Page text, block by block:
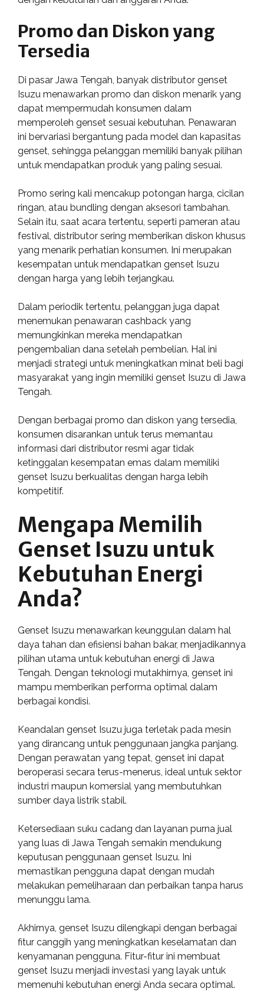
Promo dan Diskon yang
Tersedia
Di pasar Jawa Tengah, banyak distributor genset
Isuzu menawarkan promo dan diskon menarik yang
dapat mempermudah konsumen dalam
memperoleh genset sesuai kebutuhan. Penawaran
ini bervariasi bergantung pada model dan kapasitas
genset, sehingga pelanggan memiliki banyak pilihan
untuk mendapatkan produk yang paling sesuai.
Promo sering kali mencakup potongan harga, cicilan
ringan, atau bundling dengan aksesori tambahan.
Selain itu, saat acara tertentu, seperti pameran atau
festival, distributor sering memberikan diskon khusus
yang menarik perhatian konsumen. Ini merupakan
kesempatan untuk mendapatkan genset Isuzu
dengan harga yang lebih terjangkau.
Dalam periodik tertentu, pelanggan juga dapat
menemukan penawaran cashback yang
memungkinkan mereka mendapatkan
pengembalian dana setelah pembelian. Hal ini
menjadi strategi untuk meningkatkan minat beli bagi
masyarakat yang ingin memiliki genset Isuzu di Jawa
Tengah.
Dengan berbagai promo dan diskon yang tersedia,
konsumen disarankan untuk terus memantau
informasi dari distributor resmi agar tidak
ketinggalan kesempatan emas dalam memiliki
genset Isuzu berkualitas dengan harga lebih
kompetitif.
Mengapa Memilih
Genset Isuzu untuk
Kebutuhan Energi
Anda?
Genset Isuzu menawarkan keunggulan dalam hal
daya tahan dan efisiensi bahan bakar, menjadikannya
pilihan utama untuk kebutuhan energi di Jawa
Tengah. Dengan teknologi mutakhirnya, genset ini
mampu memberikan performa optimal dalam
berbagai kondisi.
Keandalan genset Isuzu juga terletak pada mesin
yang dirancang untuk penggunaan jangka panjang.
Dengan perawatan yang tepat, genset ini dapat
beroperasi secara terus-menerus, ideal untuk sektor
industri maupun komersial yang membutuhkan
sumber daya listrik stabil.
Ketersediaan suku cadang dan layanan purna jual
yang luas di Jawa Tengah semakin mendukung
keputusan penggunaan genset Isuzu. Ini
memastikan pengguna dapat dengan mudah
melakukan pemeliharaan dan perbaikan tanpa harus
menunggu lama.
Akhirnya, genset Isuzu dilengkapi dengan berbagai
fitur canggih yang meningkatkan keselamatan dan
kenyamanan pengguna. Fitur-fitur ini membuat
genset Isuzu menjadi investasi yang layak untuk
memenuhi kebutuhan energi Anda secara optimal.